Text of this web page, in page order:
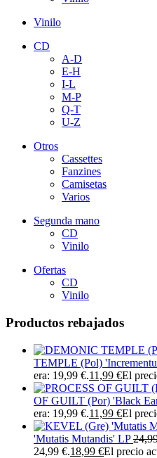
Vinilo
CD
A-D
E-H
I-L
M-P
Q-T
U-Z
Otros
Cassettes
Fanzines
Camisetas
Varios
Segunda mano
CD
Vinilo
Ofertas
CD
Vinilo
Productos rebajados
TEMPLE (Pol)
era: 19,99 €.11,99 €El
OF GUILT (Por) 'Black
era: 19,99 €.11,99 €El
'Mutatis Mutandis' LP
24,99 €.18,99 €El precio